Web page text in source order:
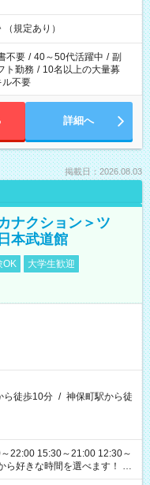
規定あり）
不要 / 40～50代活躍中 / 副
ト勤務 / 10名以上の大量募
ル不要
詳細へ
掲載日：2026.08.03
ナクション＞ツ
本武道館
OK
大学生歓迎
ら徒歩10分 / 神保町駅から徒
22:00 15:30～21:00 12:30～
す